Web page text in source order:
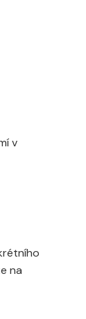
v
na